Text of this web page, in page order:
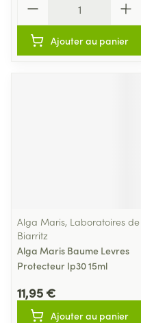
Ajouter au panier
Alga Maris, Laboratoires de
Biarritz
Alga Maris Baume Levres
Protecteur Ip30 15ml
11,95 €
Ajouter au panier